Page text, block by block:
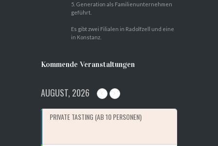
5. Generation als Familienunternehmen
geführt.
Es gibt zwei Filialen in Radolfzell und eine
in Konstanz.
Kommende Veranstaltungen
AUGUST, 2026
PRIVATE TASTING (AB 10 PERSONEN)